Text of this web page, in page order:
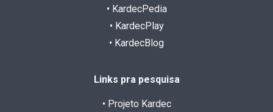
• KardecPedia
• KardecPlay
• KardecBlog
Links pra pesquisa
• Projeto Kardec